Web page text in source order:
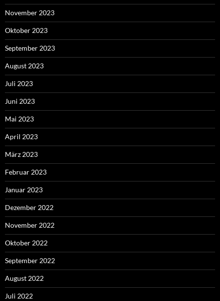
November 2023
Oktober 2023
September 2023
August 2023
Juli 2023
Juni 2023
Mai 2023
April 2023
März 2023
Februar 2023
Januar 2023
Dezember 2022
November 2022
Oktober 2022
September 2022
August 2022
Juli 2022